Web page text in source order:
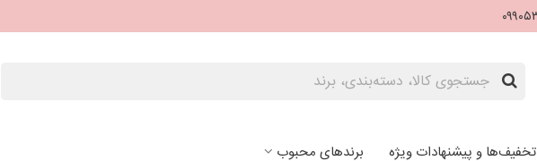
تخفیف‌ها و پیشنهادات ویژه برندهای محبوب